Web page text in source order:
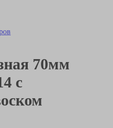
70мм
с